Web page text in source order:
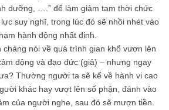
dưỡng, ….” để làm giảm tạm thời chức
suy nghĩ, trong lúc đó sẽ nhồi nhét vào
hành động nhất định.
chàng nói về quá trình gian khổ vươn lên
động và đạo đức (giả) – nhưng ngay
Thường người ta sẽ kể về hành vi cao
khác hay vượt lên số phận, đánh vào
của người nghe, sau đó sẽ mượn tiền.